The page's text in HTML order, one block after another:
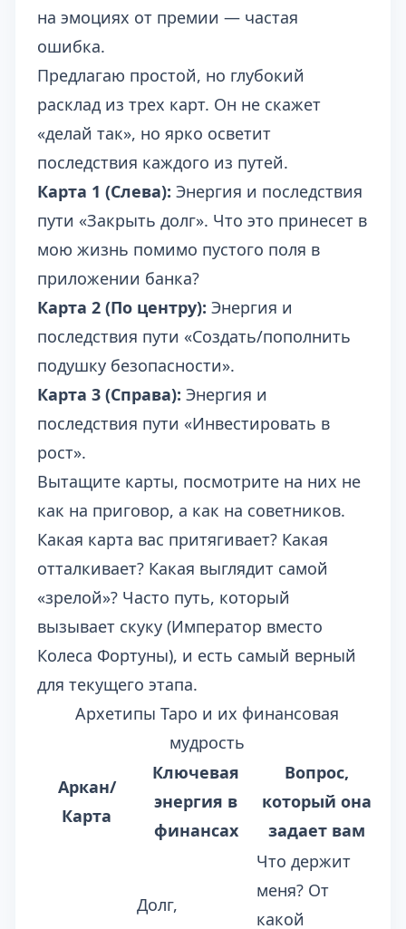
на эмоциях от премии — частая
ошибка.
Предлагаю простой, но глубокий
расклад из трех карт. Он не скажет
«делай так», но ярко осветит
последствия каждого из путей.
Карта 1 (Слева): Энергия и последствия
пути «Закрыть долг». Что это принесет в
мою жизнь помимо пустого поля в
приложении банка?
Карта 2 (По центру): Энергия и
последствия пути «Создать/пополнить
подушку безопасности».
Карта 3 (Справа): Энергия и
последствия пути «Инвестировать в
рост».
Вытащите карты, посмотрите на них не
как на приговор, а как на советников.
Какая карта вас притягивает? Какая
отталкивает? Какая выглядит самой
«зрелой»? Часто путь, который
вызывает скуку (Император вместо
Колеса Фортуны), и есть самый верный
для текущего этапа.
Архетипы Таро и их финансовая
мудрость
Аркан/
Карта
Ключевая
энергия в
финансах
Вопрос,
который она
задает вам
Долг,
Что держит
меня? От
какой